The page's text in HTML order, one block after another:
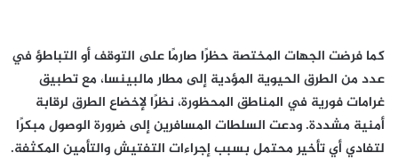
كما فرضت الجهات المختصة حظرًا صارمًا على التوقف أو التباطؤ في
عدد من الطرق الحيوية المؤدية إلى مطار مالبينسا، مع تطبيق
غرامات فورية في المناطق المحظورة، نظرًا لإخضاع الطرق لرقابة
أمنية مشددة. ودعت السلطات المسافرين إلى ضرورة الوصول مبكرًا
لتفادي أي تأخير محتمل بسبب إجراءات التفتيش والتأمين المكثفة.